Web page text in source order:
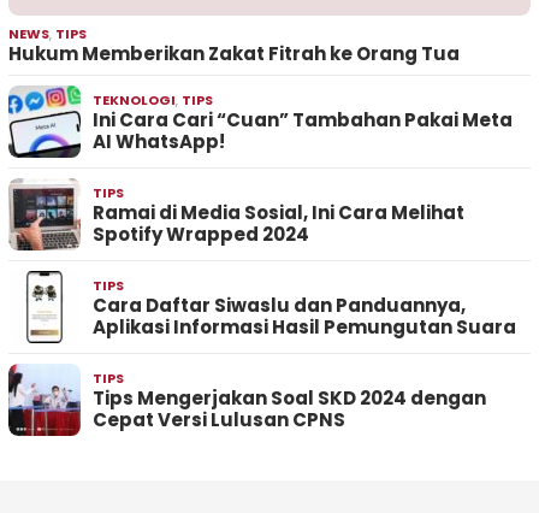
NEWS, TIPS
Hukum Memberikan Zakat Fitrah ke Orang Tua
TEKNOLOGI, TIPS
Ini Cara Cari “Cuan” Tambahan Pakai Meta
AI WhatsApp!
TIPS
Ramai di Media Sosial, Ini Cara Melihat
Spotify Wrapped 2024
TIPS
Cara Daftar Siwaslu dan Panduannya,
Aplikasi Informasi Hasil Pemungutan Suara
TIPS
Tips Mengerjakan Soal SKD 2024 dengan
Cepat Versi Lulusan CPNS